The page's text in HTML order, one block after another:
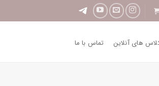
های آنلاین تماس با ما